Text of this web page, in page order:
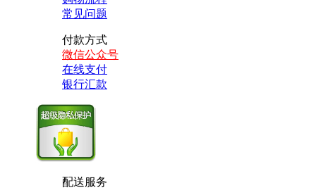
常见问题
付款方式
微信公众号
在线支付
银行汇款
配送服务